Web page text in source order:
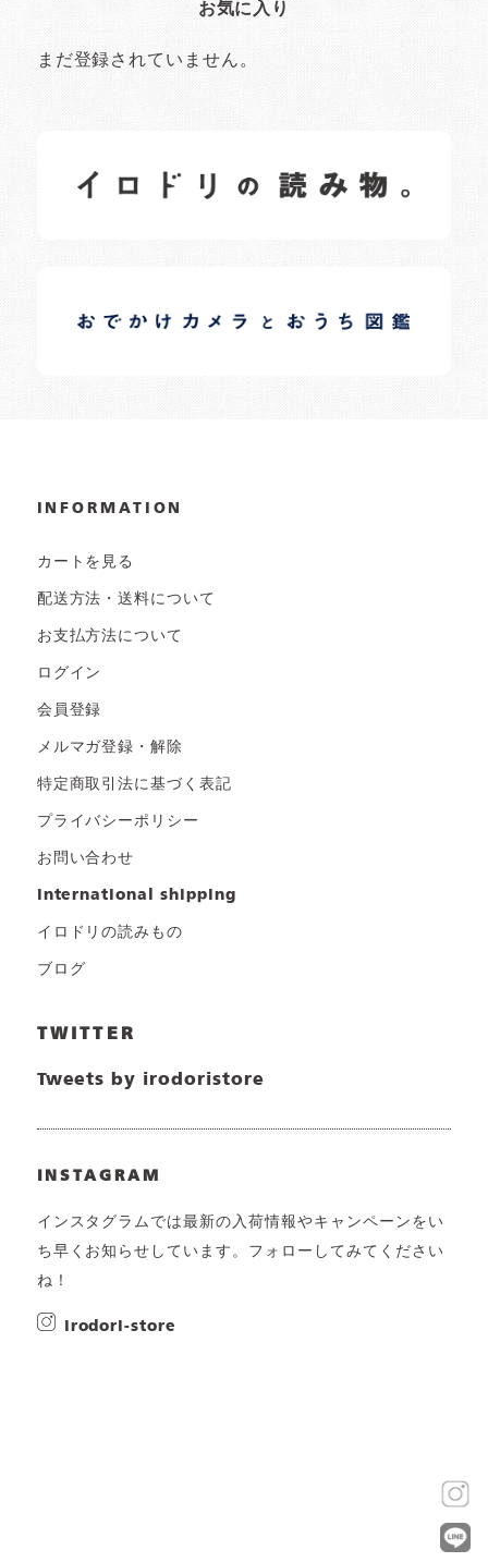
お気に入り
まだ登録されていません。
日常の様子など随時更新中です。
日常の様子など随時更新中です。
INFORMATION
カートを見る
配送方法・送料について
お支払方法について
ログイン
会員登録
メルマガ登録・解除
特定商取引法に基づく表記
プライバシーポリシー
お問い合わせ
international shipping
イロドリの読みもの
ブログ
TWITTER
Tweets by irodoristore
INSTAGRAM
インスタグラムでは最新の入荷情報やキャンペーンをい
ち早くお知らせしています。フォローしてみてください
ね！
irodori-store